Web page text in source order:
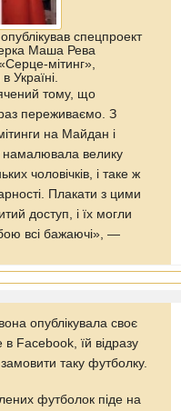
спецпроект
Маша Рева
мітинг»,
Україні.
тому, що
переживаємо. З
на Майдан і
велику
чоловічків, і таке ж
Плакати з цими
доступ, і їх могли
всі бажаючі», —
опублікувала своє
Facebook, їй відразу
таку футболку.
футболок піде на